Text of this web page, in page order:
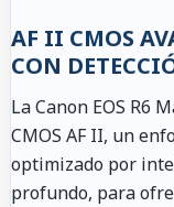
AF II CMOS
CON
La Canon EOS R6
CMOS AF II, un
optimizado por
profundo, para